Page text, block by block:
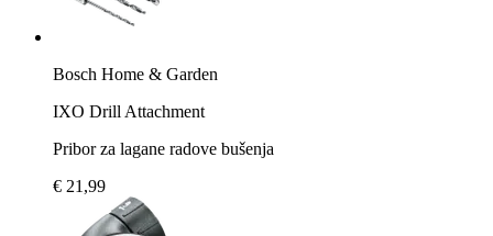
Bosch Home & Garden
IXO Drill Attachment
Pribor za lagane radove bušenja
€ 21,99